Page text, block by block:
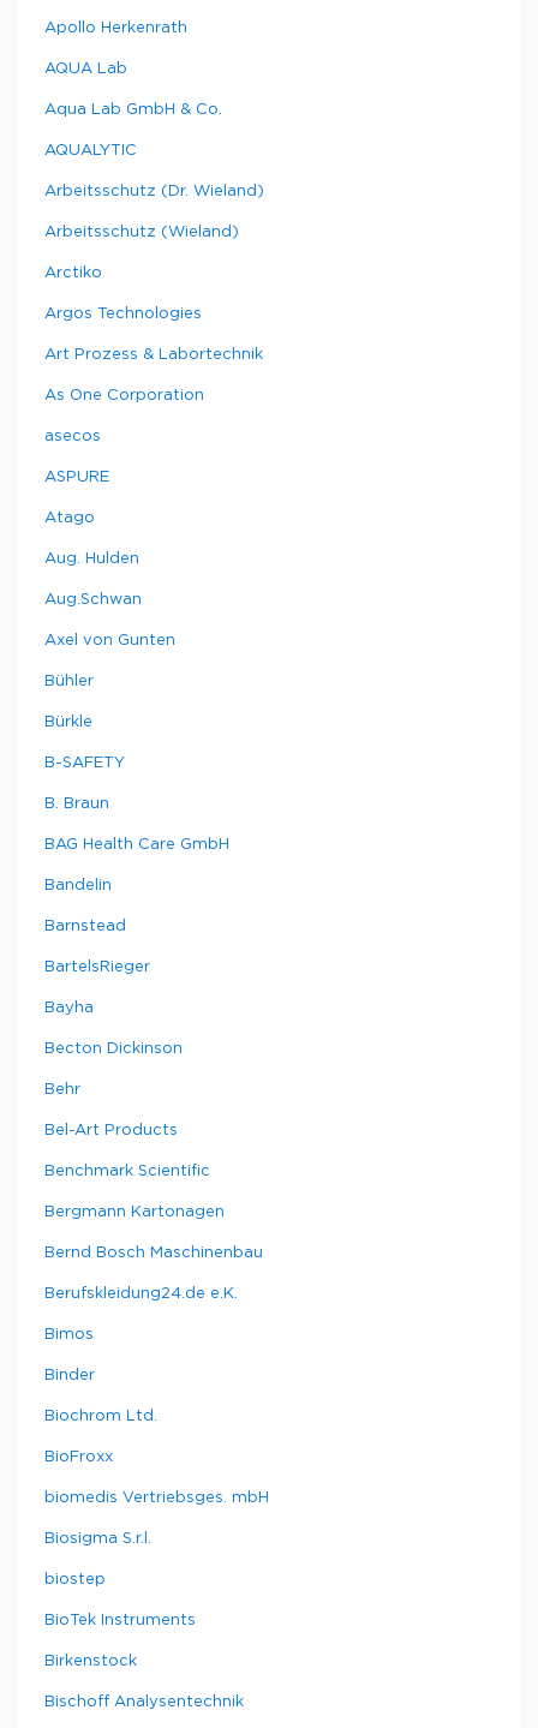
Apollo Herkenrath
AQUA Lab
Aqua Lab GmbH & Co.
AQUALYTIC
Arbeitsschutz (Dr. Wieland)
Arbeitsschutz (Wieland)
Arctiko
Argos Technologies
Art Prozess & Labortechnik
As One Corporation
asecos
ASPURE
Atago
Aug. Hulden
Aug.Schwan
Axel von Gunten
Bühler
Bürkle
B-SAFETY
B. Braun
BAG Health Care GmbH
Bandelin
Barnstead
BartelsRieger
Bayha
Becton Dickinson
Behr
Bel-Art Products
Benchmark Scientific
Bergmann Kartonagen
Bernd Bosch Maschinenbau
Berufskleidung24.de e.K.
Bimos
Binder
Biochrom Ltd.
BioFroxx
biomedis Vertriebsges. mbH
Biosigma S.r.l.
biostep
BioTek Instruments
Birkenstock
Bischoff Analysentechnik